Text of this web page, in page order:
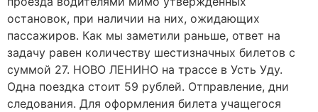
остановок, при наличии на них, ожидающих
пассажиров. Как мы заметили раньше, ответ на
задачу равен количеству шестизначных билетов с
суммой 27. НОВО ЛЕНИНО на трассе в Усть Уду.
Одна поездка стоит 59 рублей. Отправление, дни
следования. Для оформления билета учащегося